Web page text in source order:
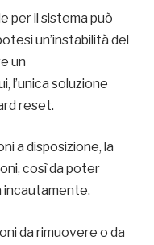
per il sistema può
un’instabilità del
un
l’unica soluzione
reset.
a disposizione, la
così da poter
incautamente.
da rimuovere o da